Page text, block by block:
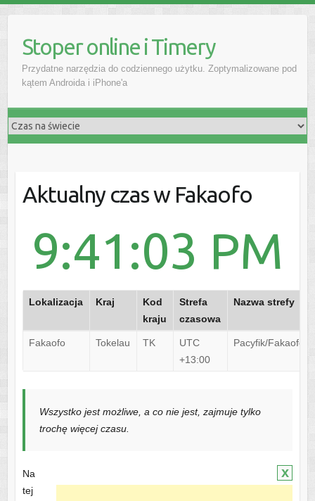
Stoper online i Timery
Przydatne narzędzia do codziennego użytku. Zoptymalizowane pod
kątem Androida i iPhone'a
Aktualny czas w Fakaofo
9:41:03 PM
Lokalizacja Kraj
Kod
kraju
Strefa
czasowa
Nazwa strefy
Fakaofo Tokelau TK
UTC
+13:00
Pacyfik/Fakaofo
Wszystko jest możliwe, a co nie jest, zajmuje tylko
trochę więcej czasu.
x
Na
tej